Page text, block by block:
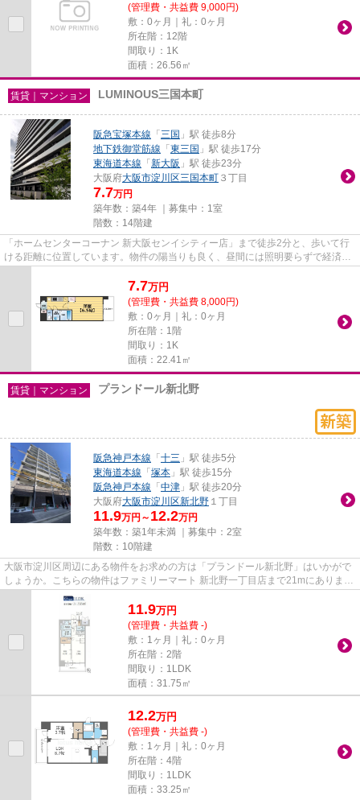
(管理費・共益費 9,000円)
敷：0ヶ月｜礼：0ヶ月
所在階：12階
間取り：1K
面積：26.56㎡
賃貸｜マンション LUMINOUS三国本町
阪急宝塚本線 「 三国 」駅 徒歩8分
地下鉄御堂筋線 「 東三国 」駅 徒歩17分
東海道本線 「 新大阪 」駅 徒歩23分
大阪府大阪市淀川区三国本町 ３丁目
7.7万円
築年数：築4年 ｜募集中： 1室
階数：14階建
「ホームセンターコーナン 新大阪センイシティー店」まで徒歩2分と、歩いて行
ける距離に位置しています。物件の陽当りも良く、昼間には照明要らずで経済的
7.7万円
(管理費・共益費 8,000円)
敷：0ヶ月｜礼：0ヶ月
所在階：1階
間取り：1K
面積：22.41㎡
賃貸｜マンション プランドール新北野
阪急神戸本線 「 十三 」駅 徒歩5分
東海道本線 「 塚本 」駅 徒歩15分
阪急神戸本線 「 中津 」駅 徒歩20分
大阪府大阪市淀川区新北野 １丁目
11.9万円～ 12.2万円
築年数：築1年未満 ｜募集中： 2室
階数：10階建
大阪市淀川区周辺にある物件をお求めの方は「プランドール新北野」はいかがで
しょうか。こちらの物件はファミリーマート 新北野一丁目店まで21mにありま
す。共用部にはエレベータ・敷...
11.9万円
(管理費・共益費 -)
敷：1ヶ月｜礼：0ヶ月
所在階：2階
間取り：1LDK
面積：31.75㎡
12.2万円
(管理費・共益費 -)
敷：1ヶ月｜礼：0ヶ月
所在階：4階
間取り：1LDK
面積：33.25㎡